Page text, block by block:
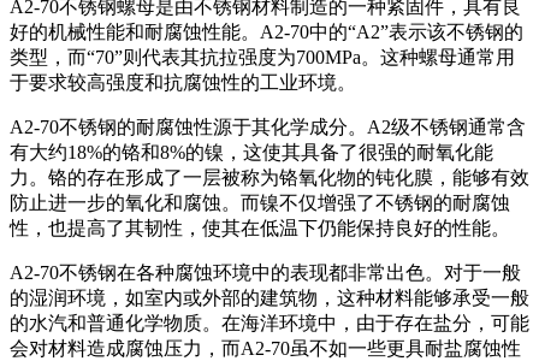
A2-70不锈钢螺母是由不锈钢材料制造的一种紧固件，具有良
好的机械性能和耐腐蚀性能。A2-70中的“A2”表示该不锈钢的
类型，而“70”则代表其抗拉强度为700MPa。这种螺母通常用
于要求较高强度和抗腐蚀性的工业环境。
A2-70不锈钢的耐腐蚀性源于其化学成分。A2级不锈钢通常含
有大约18%的铬和8%的镍，这使其具备了很强的耐氧化能
力。铬的存在形成了一层被称为铬氧化物的钝化膜，能够有效
防止进一步的氧化和腐蚀。而镍不仅增强了不锈钢的耐腐蚀
性，也提高了其韧性，使其在低温下仍能保持良好的性能。
A2-70不锈钢在各种腐蚀环境中的表现都非常出色。对于一般
的湿润环境，如室内或外部的建筑物，这种材料能够承受一般
的水汽和普通化学物质。在海洋环境中，由于存在盐分，可能
会对材料造成腐蚀压力，而A2-70虽不如一些更具耐盐腐蚀性